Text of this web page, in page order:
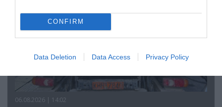
CONFIRM
Data Deletion Data Access Privacy Policy
06.08.2026 | 14:02